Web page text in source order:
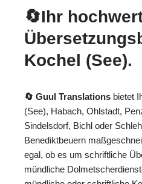
🔄Ihr
Kochel (See).
🔄 Guul Translations bietet
(See), Habach, Ohlstadt,
Sindelsdorf, Bichl oder
Benediktbeuern
egal, ob es um schriftliche
mündliche